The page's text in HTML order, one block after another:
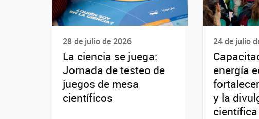
28 de julio de 2026
La ciencia se juega:
Jornada de testeo de
juegos de mesa
científicos
24 de julio
energía
y la
científica